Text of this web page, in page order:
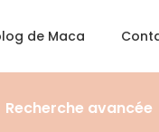
de Maca
Recherche avancée